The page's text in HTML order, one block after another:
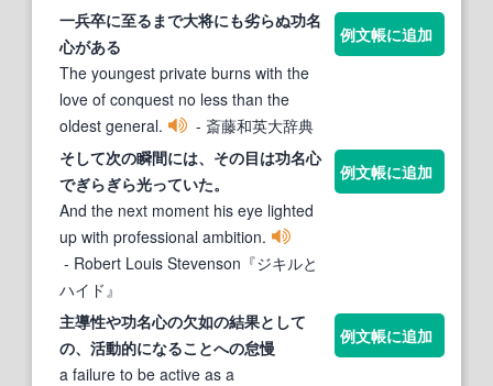
一兵卒に至るまで大将にも劣らぬ功名
心がある
The youngest private burns with the
love of conquest no less than the
oldest general.
- 斎藤和英大辞典
例文帳に追加
そして次の瞬間には、その目は功名心
でぎらぎら光っていた。
And the next moment his eye lighted
up with professional ambition.
- Robert Louis Stevenson『ジキルと
ハイド』
例文帳に追加
主導性や功名心の欠如の結果として
の、活動的になることへの怠慢
a failure to be active as a
例文帳に追加